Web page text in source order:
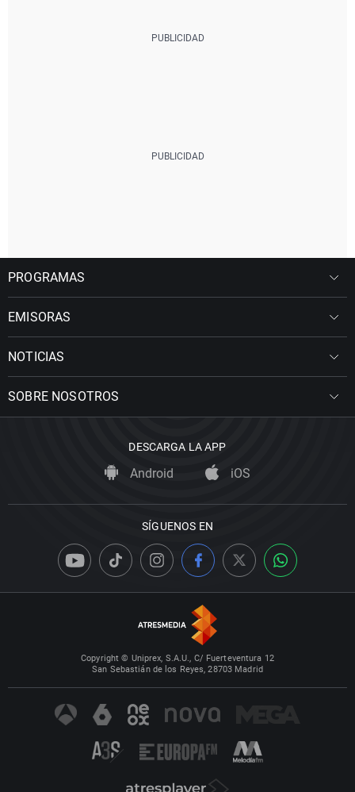
PROGRAMAS
EMISORAS
NOTICIAS
SOBRE NOSOTROS
DESCARGA LA APP
Android iOS
SÍGUENOS EN
Copyright © Uniprex, S.A.U., C/ Fuerteventura 12
San Sebastián de los Reyes, 28703 Madrid